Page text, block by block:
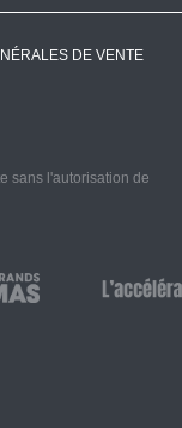
DE VENTE
sans l'autorisation de